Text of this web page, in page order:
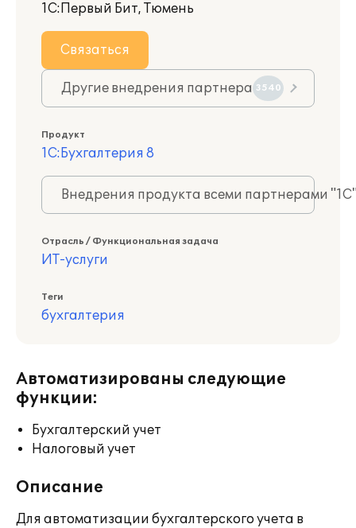
1С:Первый Бит, Тюмень
Связаться
Другие внедрения партнера 3540
Продукт
1С:Бухгалтерия 8
Внедрения продукта всеми партнерами
Отрасль / Функциональная задача
ИТ-услуги
Теги
бухгалтерия
Автоматизированы следующие
функции:
Бухгалтерский учет
Налоговый учет
Описание
Для автоматизации бухгалтерского учета в